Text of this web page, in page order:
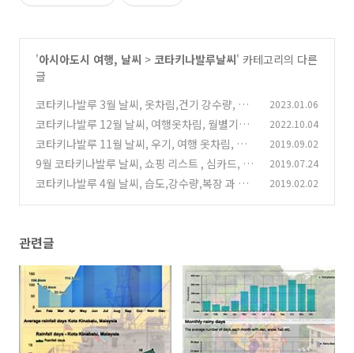
'아시아도시 여행, 날씨 > 코타키나발루날씨' 카테고리의 다른
글
코타키나발루 3월 날씨, 옷차림,건기 강수량, 마
사지, 호텔 비용 정보 (2)
2023.01.06
코타키나발루 12월 날씨, 여행옷차림, 월별기후,
우기,건기 2022년
(1)
2022.10.04
코타키나발루 11월 날씨, 우기, 여행 옷차림, 자
유여행 코스, 일정 정보
(0)
2019.09.02
9월 코타키나발루 날씨, 쇼핑 리스트 , 심카드, 우
기, 기후, 안마 가격 정보
(0)
2019.07.24
코타키나발루 4월 날씨, 습도,강수량,복장 과 한
2019.02.02
관련글